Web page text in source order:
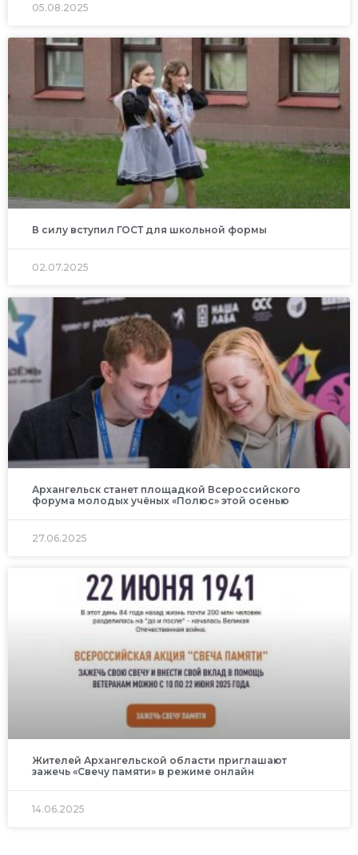
05.08.2025
В силу вступил ГОСТ для школьной формы
02.07.2025
Архангельск станет площадкой Всероссийского
форума молодых учёных «Полюс» этой осенью
27.06.2025
Жителей Архангельской области приглашают
зажечь «Свечу памяти» в режиме онлайн
14.06.2025